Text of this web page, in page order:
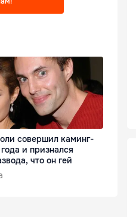
совершил каминг-
и признался
что он гей